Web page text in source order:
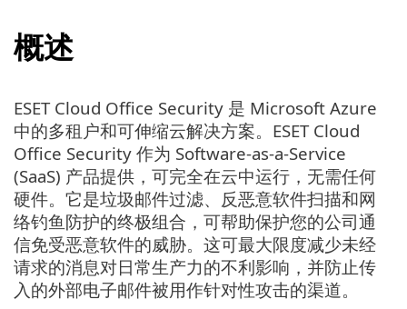
概述
ESET Cloud Office Security 是 Microsoft Azure
中的多租户和可伸缩云解决方案。ESET Cloud
Office Security 作为 Software-as-a-Service
(SaaS) 产品提供，可完全在云中运行，无需任何
硬件。它是垃圾邮件过滤、反恶意软件扫描和网
络钓鱼防护的终极组合，可帮助保护您的公司通
信免受恶意软件的威胁。这可最大限度减少未经
请求的消息对日常生产力的不利影响，并防止传
入的外部电子邮件被用作针对性攻击的渠道。